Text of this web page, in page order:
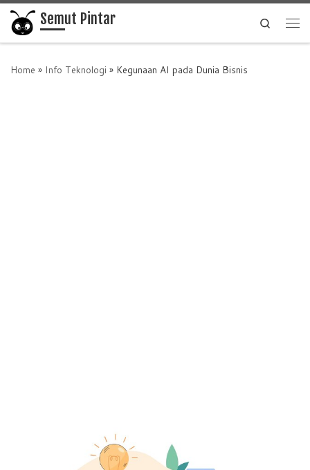
Skip to content
Semut Pintar
Search
Home » Info Teknologi » Kegunaan AI pada Dunia Bisnis